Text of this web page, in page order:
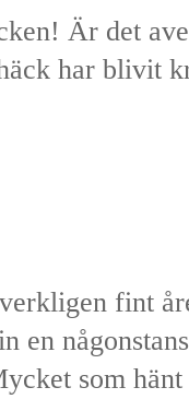
Är det
har blivit
fint
en
som hänt